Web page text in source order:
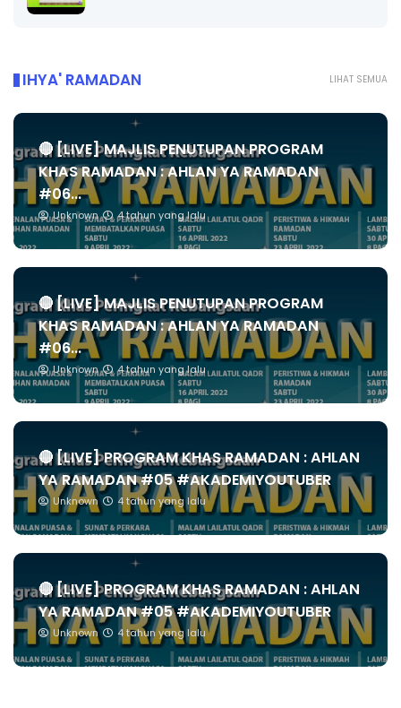
LIHAT SEMUA
IHYA' RAMADAN
🔴 [LIVE] MAJLIS PENUTUPAN PROGRAM
KHAS RAMADAN : AHLAN YA RAMADAN
#06...
Unknown 4 tahun yang lalu
🔴 [LIVE] MAJLIS PENUTUPAN PROGRAM
KHAS RAMADAN : AHLAN YA RAMADAN
#06...
Unknown 4 tahun yang lalu
🔴 [LIVE] PROGRAM KHAS RAMADAN : AHLAN
YA RAMADAN #05 #AKADEMIYOUTUBER
Unknown 4 tahun yang lalu
🔴 [LIVE] PROGRAM KHAS RAMADAN : AHLAN
YA RAMADAN #05 #AKADEMIYOUTUBER
Unknown 4 tahun yang lalu